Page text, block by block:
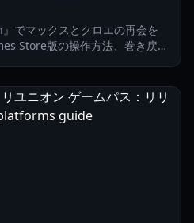
でマックスとクロエの再会を
Store版の操作方法、巻き戻